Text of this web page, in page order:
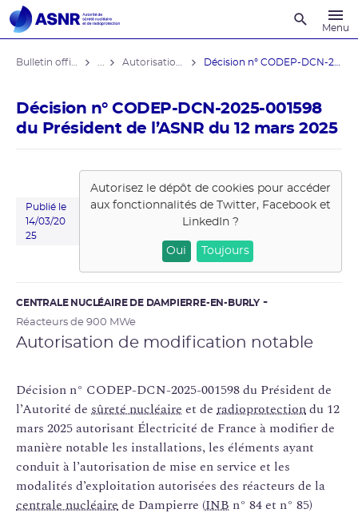
Menu
Décision n° CODEP-DCN-2025-001598
du Président de l’ASNR du 12 mars 2025
Publié le
14/03/20
25
Autorisez le dépôt de cookies pour accéder
aux fonctionnalités de Twitter, Facebook et
LinkedIn?
Oui Toujours
CENTRALE NUCLÉAIRE DE DAMPIERRE-EN-BURLY
Réacteurs de 900 MWe
Autorisation de modification notable
Décision n° CODEP-DCN-2025-001598 du Président de
l’Autorité de sûreté nucléaire et de radioprotectiondu 12
mars 2025 autorisant Électricité de France à modifier de
manière notable les installations, les éléments ayant
conduit à l’autorisation de mise en service et les
modalités d’exploitation autorisées des réacteurs de la
centrale nucléairede Dampierre (INB n° 84 et n° 85)